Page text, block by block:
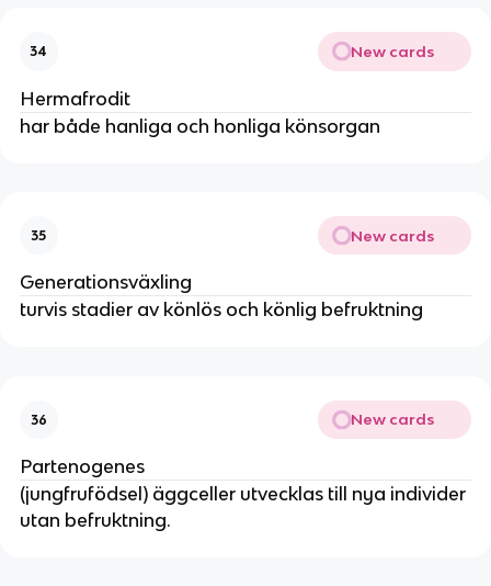
34 New cards
Hermafrodit
har både hanliga och honliga könsorgan
35 New cards
Generationsväxling
turvis stadier av könlös och könlig befruktning
36 New cards
Partenogenes
(jungfrufödsel) äggceller utvecklas till nya individer
utan befruktning.